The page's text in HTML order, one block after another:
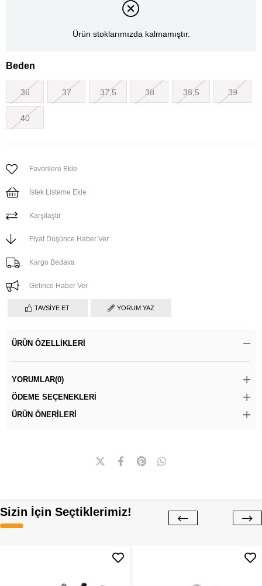
Ürün stoklarımızda kalmamıştır.
Beden
36 37 37,5 38 38,5 39
40
Favorilere Ekle
İstek Listeme Ekle
Karşılaştır
Fiyat Düşünce Haber Ver
Kargo Bedava
Gelince Haber Ver
TAVSIYE ET YORUM YAZ
ÜRÜN ÖZELLIKLERI
YORUMLAR(0)
ÖDEME SEÇENEKLERI
ÜRÜN ÖNERILERI
Sizin İçin Seçtiklerimiz!